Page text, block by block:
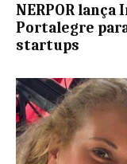
NERPOR lança
Portalegre
startups